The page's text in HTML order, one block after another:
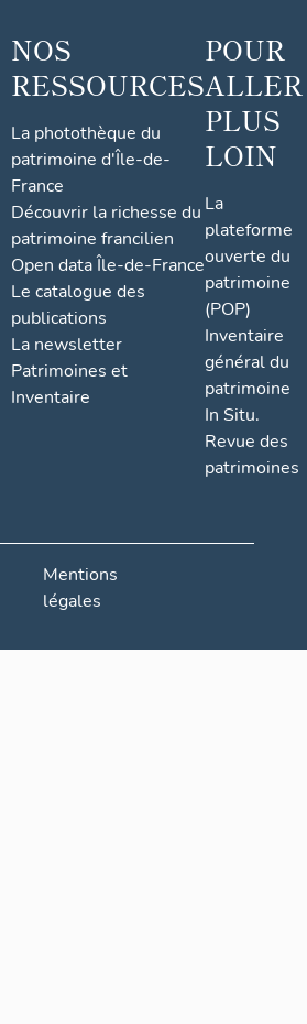
NOS
RESSOURCES
La photothèque du
patrimoine d'Île-de-
France
Découvrir la richesse du
patrimoine francilien
Open data Île-de-France
Le catalogue des
publications
La newsletter
Patrimoines et
Inventaire
POUR
ALLER
PLUS
LOIN
La
plateforme
ouverte du
patrimoine
(POP)
Inventaire
général du
patrimoine
In Situ.
Revue des
patrimoines
Mentions
légales